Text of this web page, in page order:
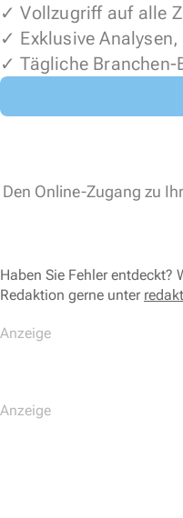
✓ Vollzugriff auf alle
✓ Exklusive
✓ Tägliche
Den Online-Zugang zu
Haben Sie Fehler entdeckt?
Redaktion gerne unter